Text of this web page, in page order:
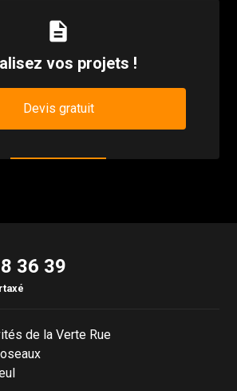
description
vos projets !
Devis gratuit
36 39
de la Verte Rue